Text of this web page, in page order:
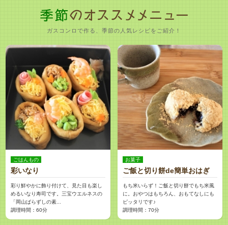
ガスコンロで作る、季節の人気レシピをご紹介！
ごはんもの
彩いなり
彩り鮮やかに飾り付けて、見た目も楽し
めるいなり寿司です。三宝ウエルネスの
「岡山ばらずしの素...
調理時間：60分
お菓子
ご飯と切り餅de簡単おはぎ
もち米いらず！ご飯と切り餅でもち米風
に。おやつはもちろん、おもてなしにも
ピッタリです♪
調理時間：70分